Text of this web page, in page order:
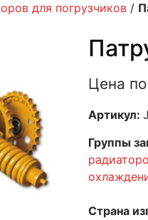
для погрузчиков /
Цена
Артикул:
Группы
Страна